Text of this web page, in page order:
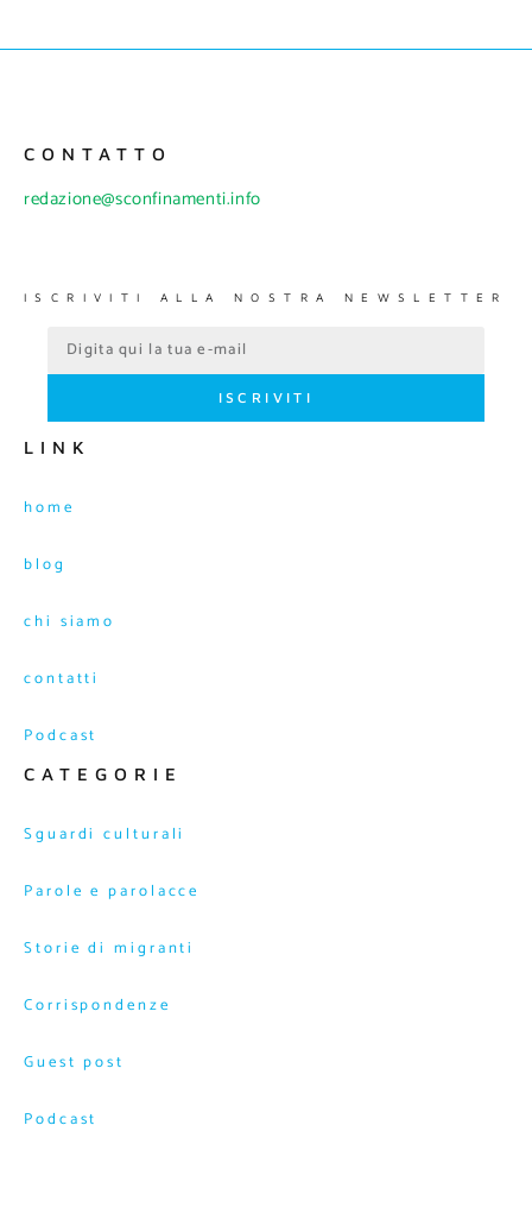
CONTATTO
redazione@sconfinamenti.info
ISCRIVITI ALLA NOSTRA NEWSLETTER
ISCRIVITI
LINK
home
blog
chi siamo
contatti
Podcast
CATEGORIE
Sguardi culturali
Parole e parolacce
Storie di migranti
Corrispondenze
Guest post
Podcast